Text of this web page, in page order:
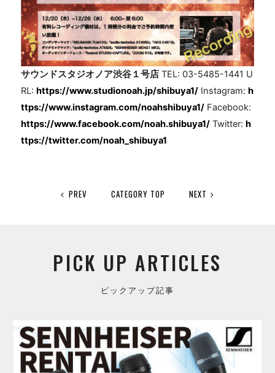
サウンドスタジオノア渋谷１号店 TEL: 03-5485-1441 U
RL:https://www.studionoah.jp/shibuya1/ Instagram:h
ttps://www.instagram.com/noahshibuya1/ Facebook:
https://www.facebook.com/noah.shibuya1/ Twitter:h
ttps://twitter.com/noah_shibuya1
PREV CATEGORY TOP NEXT
PICK UP ARTICLES
ピックアップ記事